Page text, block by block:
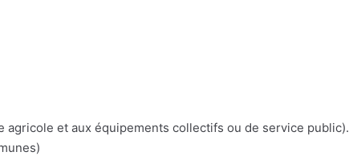
et aux équipements collectifs ou de service public).